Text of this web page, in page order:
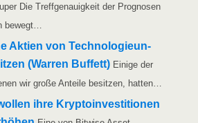
Die Treff­ge­nau­ig­keit der Pro­gno­sen
bewegt…
Akti­en von Tech­no­lo­gie­un­
(War­ren Buf­fett) Eini­ge der
wir gro­ße Antei­le besit­zen, hatten…
ihre Kryp­to­in­ves­ti­tio­nen